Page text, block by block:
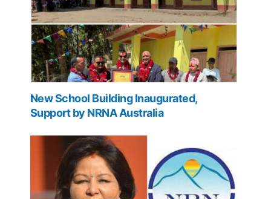
New School Building Inaugurated,
Support by NRNA Australia